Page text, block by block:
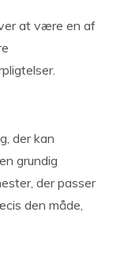
at være en af
der kan
grundig
der passer
den måde,